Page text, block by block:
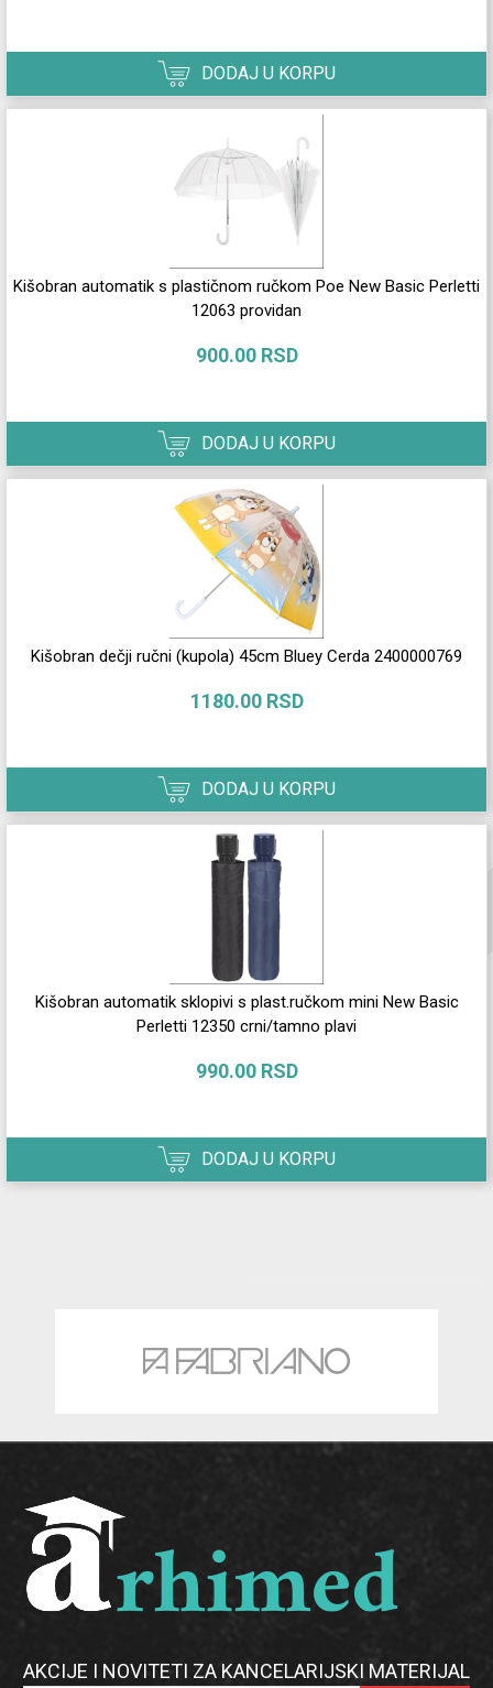
DODAJ U KORPU
Kišobran automatik s plastičnom ručkom Poe New Basic Perletti
12063 providan
900.00 RSD
DODAJ U KORPU
Kišobran dečji ručni (kupola) 45cm Bluey Cerda 2400000769
1180.00 RSD
DODAJ U KORPU
Kišobran automatik sklopivi s plast.ručkom mini New Basic
Perletti 12350 crni/tamno plavi
990.00 RSD
DODAJ U KORPU
AKCIJE I NOVITETI ZA KANCELARIJSKI MATERIJAL